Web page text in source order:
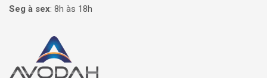
Seg à sex: 8h às 18h
Página inicial